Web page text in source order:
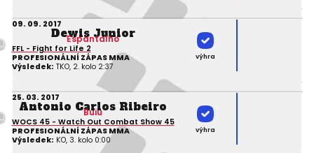
09. 09. 2017
Dewis Junior
Espantalho
FFL - Fight for Life 2
PROFESIONÁLNÍ ZÁPAS MMA
Výsledek: TKO, 2. kolo 2:37
výhra
25. 03. 2017
Antonio Carlos Ribeiro
Buiu
WOCS 45 - Watch Out Combat Show 45
PROFESIONÁLNÍ ZÁPAS MMA
Výsledek: KO, 3. kolo 0:00
výhra